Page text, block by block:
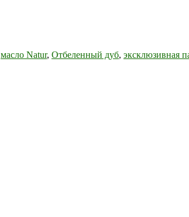
масло Natur, Отбеленный дуб, эксклюзивная